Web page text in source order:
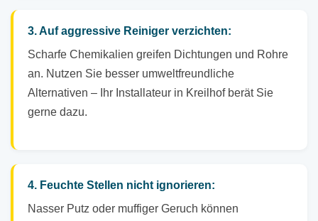
3. Auf aggressive Reiniger verzichten:
Scharfe Chemikalien greifen Dichtungen und Rohre
an. Nutzen Sie besser umweltfreundliche
Alternativen – Ihr Installateur in Kreilhof berät Sie
gerne dazu.
4. Feuchte Stellen nicht ignorieren:
Nasser Putz oder muffiger Geruch können